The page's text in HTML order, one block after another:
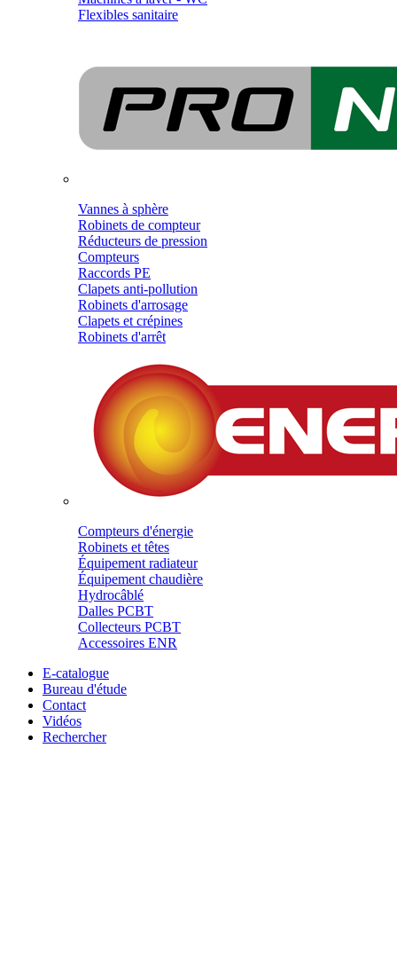
Flexibles sanitaire
Vannes à sphère
Robinets de compteur
Réducteurs de pression
Compteurs
Raccords PE
Clapets anti-pollution
Robinets d'arrosage
Clapets et crépines
Robinets d'arrêt
Compteurs d'énergie
Robinets et têtes
Équipement radiateur
Équipement chaudière
Hydrocâblé
Dalles PCBT
Collecteurs PCBT
Accessoires ENR
E-catalogue
Bureau d'étude
Contact
Vidéos
Rechercher